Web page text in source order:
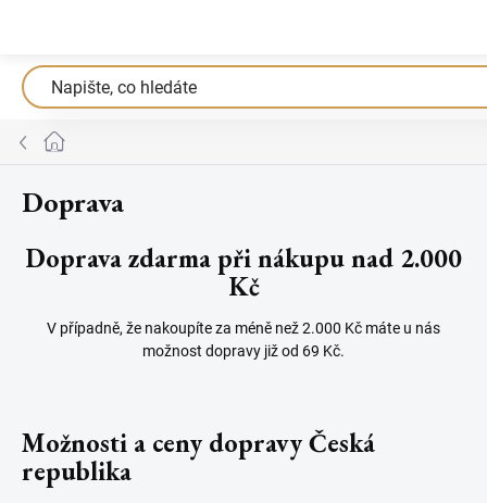
Domů
Doprava
Doprava zdarma při nákupu nad 2.000
Kč
V případně, že nakoupíte za méně než 2.000 Kč máte u nás
možnost dopravy již od 69 Kč.
Možnosti a ceny dopravy Česká
republika